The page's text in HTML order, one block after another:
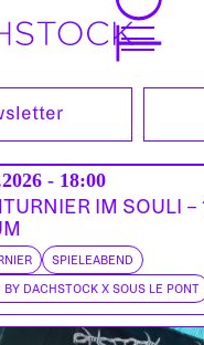
- 18:00
IM SOULI –
SPIELEABEND
BY DACHSTOCK X SOUS LE PONT